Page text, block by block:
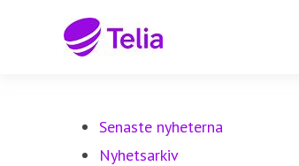
Senaste nyheterna
Nyhetsarkiv